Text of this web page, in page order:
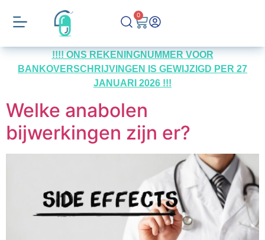
0
!!!! ONS REKENINGNUMMER VOOR
BANKOVERSCHRIJVINGEN IS GEWIJZIGD PER 27
JANUARI 2026 !!!
Welke anabolen
bijwerkingen zijn er?